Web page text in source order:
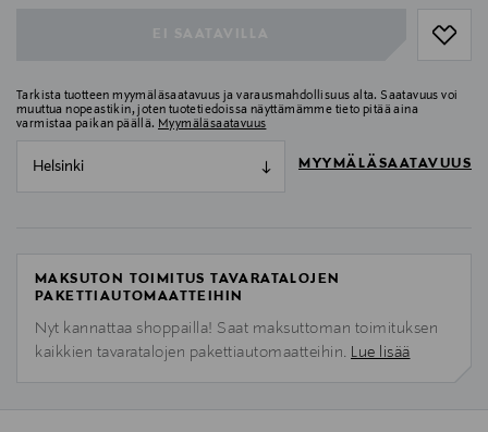
Tarkista tuotteen myymäläsaatavuus ja varausmahdollisuus alta. Saatavuus voi
muuttua nopeastikin, joten tuotetiedoissa näyttämämme tieto pitää aina
varmistaa paikan päällä. Myymäläsaatavuus
Helsinki MYYMÄLÄSAATAVUUS
MAKSUTON TOIMITUS TAVARATALOJEN
PAKETTIAUTOMAATTEIHIN
Nyt kannattaa shoppailla! Saat maksuttoman toimituksen
kaikkien tavaratalojen pakettiautomaatteihin. Lue lisää